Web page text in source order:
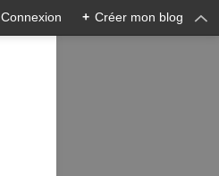
Connexion + Créer mon blog